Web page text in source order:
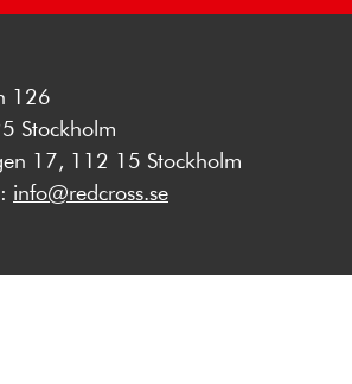
126
Stockholm
17, 112 15 Stockholm
info@redcross.se